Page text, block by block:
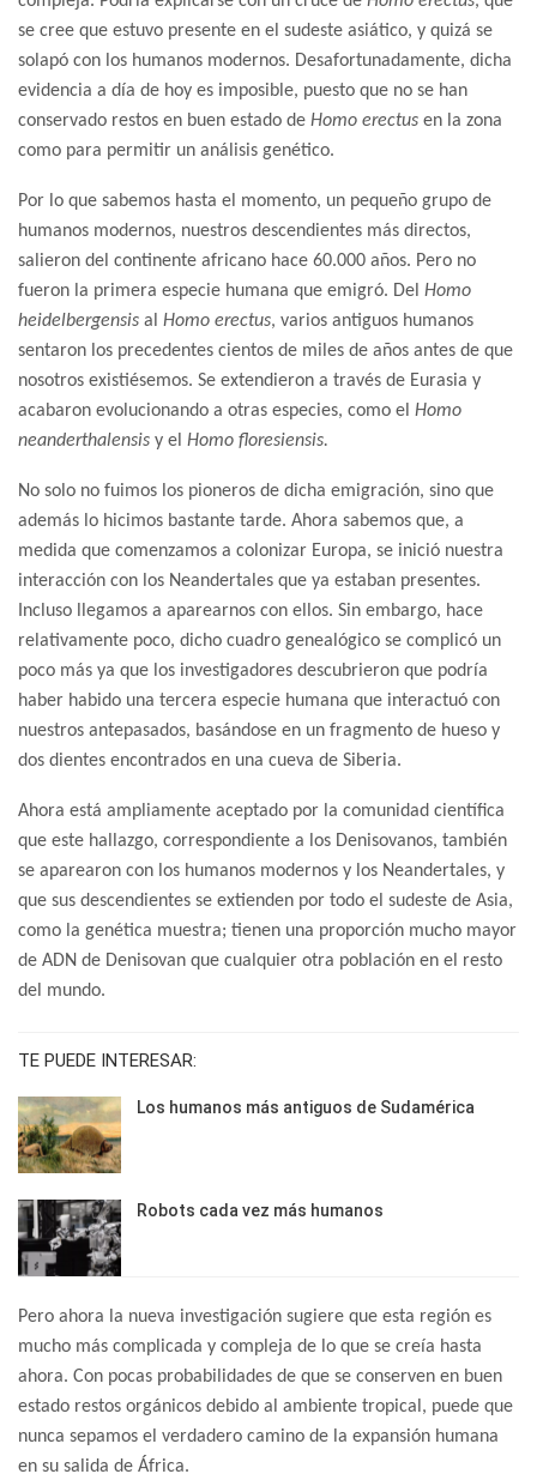
se cree que estuvo presente en el sudeste asiático, y quizá se
solapó con los humanos modernos. Desafortunadamente, dicha
evidencia a día de hoy es imposible, puesto que no se han
conservado restos en buen estado de Homo erectus en la zona
como para permitir un análisis genético.
Por lo que sabemos hasta el momento, un pequeño grupo de
humanos modernos, nuestros descendientes más directos,
salieron del continente africano hace 60.000 años. Pero no
fueron la primera especie humana que emigró. Del Homo
heidelbergensis al Homo erectus, varios antiguos humanos
sentaron los precedentes cientos de miles de años antes de que
nosotros existiésemos. Se extendieron a través de Eurasia y
acabaron evolucionando a otras especies, como el Homo
neanderthalensis y el Homo floresiensis.
No solo no fuimos los pioneros de dicha emigración, sino que
además lo hicimos bastante tarde. Ahora sabemos que, a
medida que comenzamos a colonizar Europa, se inició nuestra
interacción con los Neandertales que ya estaban presentes.
Incluso llegamos a aparearnos con ellos. Sin embargo, hace
relativamente poco, dicho cuadro genealógico se complicó un
poco más ya que los investigadores descubrieron que podría
haber habido una tercera especie humana que interactuó con
nuestros antepasados, basándose en un fragmento de hueso y
dos dientes encontrados en una cueva de Siberia.
Ahora está ampliamente aceptado por la comunidad científica
que este hallazgo, correspondiente a los Denisovanos, también
se aparearon con los humanos modernos y los Neandertales, y
que sus descendientes se extienden por todo el sudeste de Asia,
como la genética muestra; tienen una proporción mucho mayor
de ADN de Denisovan que cualquier otra población en el resto
del mundo.
TE PUEDE INTERESAR:
Los humanos más antiguos de Sudamérica
Robots cada vez más humanos
Pero ahora la nueva investigación sugiere que esta región es
mucho más complicada y compleja de lo que se creía hasta
ahora. Con pocas probabilidades de que se conserven en buen
estado restos orgánicos debido al ambiente tropical, puede que
nunca sepamos el verdadero camino de la expansión humana
en su salida de África.